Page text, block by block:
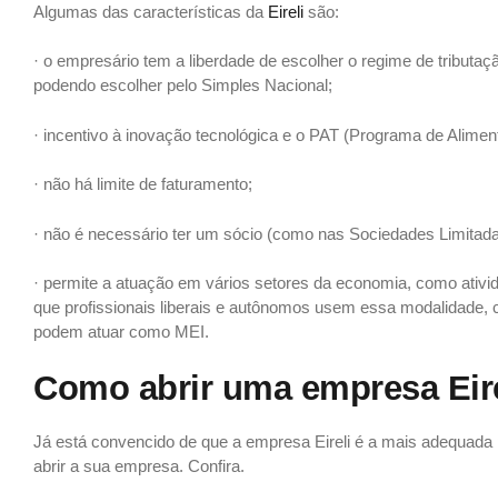
Algumas das características da Eireli são:
· o empresário tem a liberdade de escolher o regime de
podendo escolher pelo Simples Nacional;
· incentivo à inovação tecnológica e o PAT (Programa de
· não há limite de faturamento;
· não é necessário ter um sócio (como nas Sociedades
· permite a atuação em vários setores da economia, como
que profissionais liberais e autônomos usem essa
podem atuar como MEI.
Como abrir uma empresa
Já está convencido de que a empresa Eireli é a mais
abrir a sua empresa. Confira.